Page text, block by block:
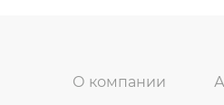
О компании